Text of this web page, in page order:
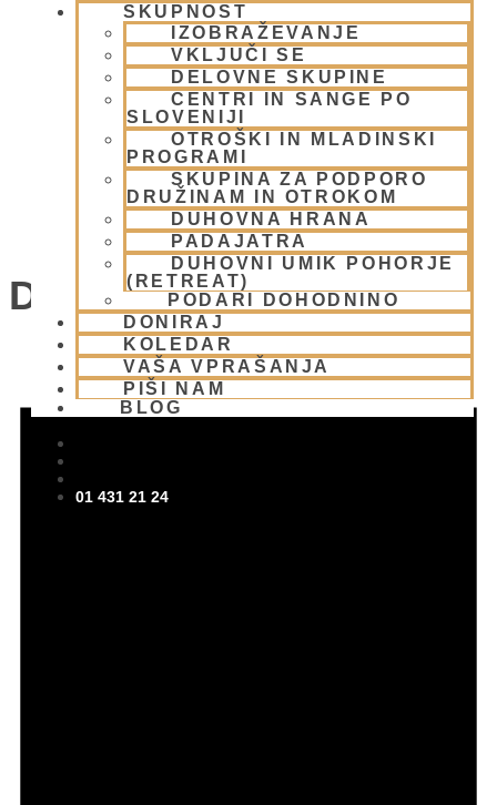
SKUPNOST
IZOBRAŽEVANJE
VKLJUČI SE
DELOVNE SKUPINE
CENTRI IN SANGE PO
SLOVENIJI
OTROŠKI IN MLADINSKI
PROGRAMI
SKUPINA ZA PODPORO
DRUŽINAM IN OTROKOM
DUHOVNA HRANA
PADAJATRA
DUHOVNI UMIK POHORJE
(RETREAT)
PODARI DOHODNINO
DONIRAJ
KOLEDAR
VAŠA VPRAŠANJA
PIŠI NAM
BLOG
01 431 21 24
SOBOTNI KIRTAN - NAMA JAGJA
Dogodki